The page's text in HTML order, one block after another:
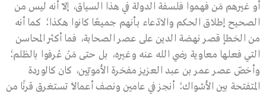
أو غيرهم مَن فهموا فلسفة الدولة في هذا السياق، إلّا أنه ليس من
الصحيح إطلاق الحكم والادّعاء بـأنهم جميعًا كانوا هكذا؛ كما أنه
من الخطإ قصر نهضة الدين على عصر الصحابة، فما أكثر المحاسن
التي فعلها معاوية رضي الله عنه وغيره، بل حتى مَنْ عُرفوا بالظلم؛
وأخصّ عصر عمر بن عبد العزيز مفخرة الأمويّين، كان كالوردة
المتفتحة بين الأشواك؛ أنجز في عامين ونصف أعمالًا تستغرق قرنًا من